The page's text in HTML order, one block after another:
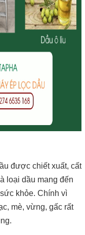
được chiết xuất, cất
loại dầu mang đến
khỏe. Chính vì
mè, vừng, gấc rất